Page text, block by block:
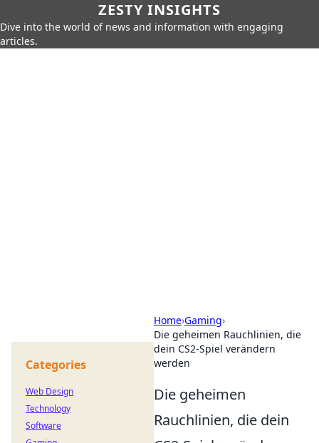
ZESTY INSIGHTS
Dive into the world of news and information with engaging
articles.
Home›Gaming›
Die geheimen Rauchlinien, die
dein CS2-Spiel verändern
werden
Die geheimen
Rauchlinien, die dein
Categories
Web Design
Technology
Software